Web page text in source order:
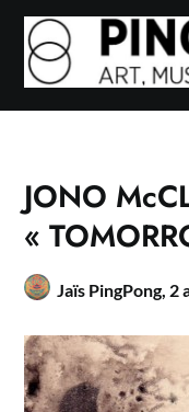
Skip
content
JONO
«
Jaïs PingPong, 2